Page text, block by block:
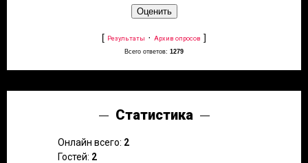
[ Результаты · Архив опросов ]
Всего ответов: 1279
Статистика
Онлайн всего: 2
Гостей: 2